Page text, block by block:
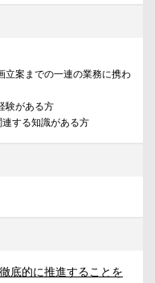
案までの一連の業務に携わ
験がある方
する知識がある方
底的に推進することを